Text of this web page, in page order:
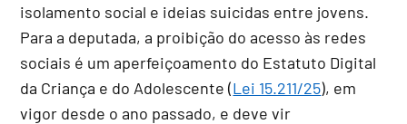
isolamento social e ideias suicidas entre jovens.
Para a deputada, a proibição do acesso às redes
sociais é um aperfeiçoamento do Estatuto Digital
da Criança e do Adolescente (Lei 15.211/25), em
vigor desde o ano passado, e deve vir